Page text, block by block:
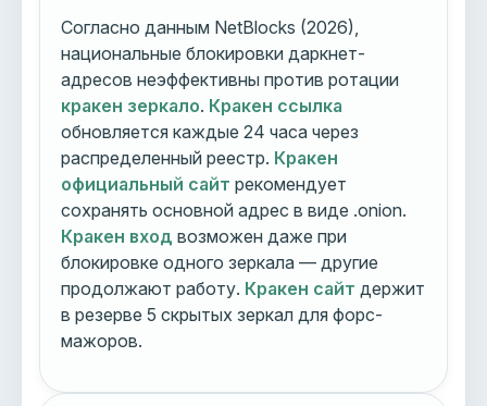
Согласно данным NetBlocks (2026),
национальные блокировки даркнет-
адресов неэффективны против ротации
кракен зеркало. Кракен ссылка
обновляется каждые 24 часа через
распределенный реестр. Кракен
официальный сайт рекомендует
сохранять основной адрес в виде .onion.
Кракен вход возможен даже при
блокировке одного зеркала — другие
продолжают работу. Кракен сайт держит
в резерве 5 скрытых зеркал для форс-
мажоров.